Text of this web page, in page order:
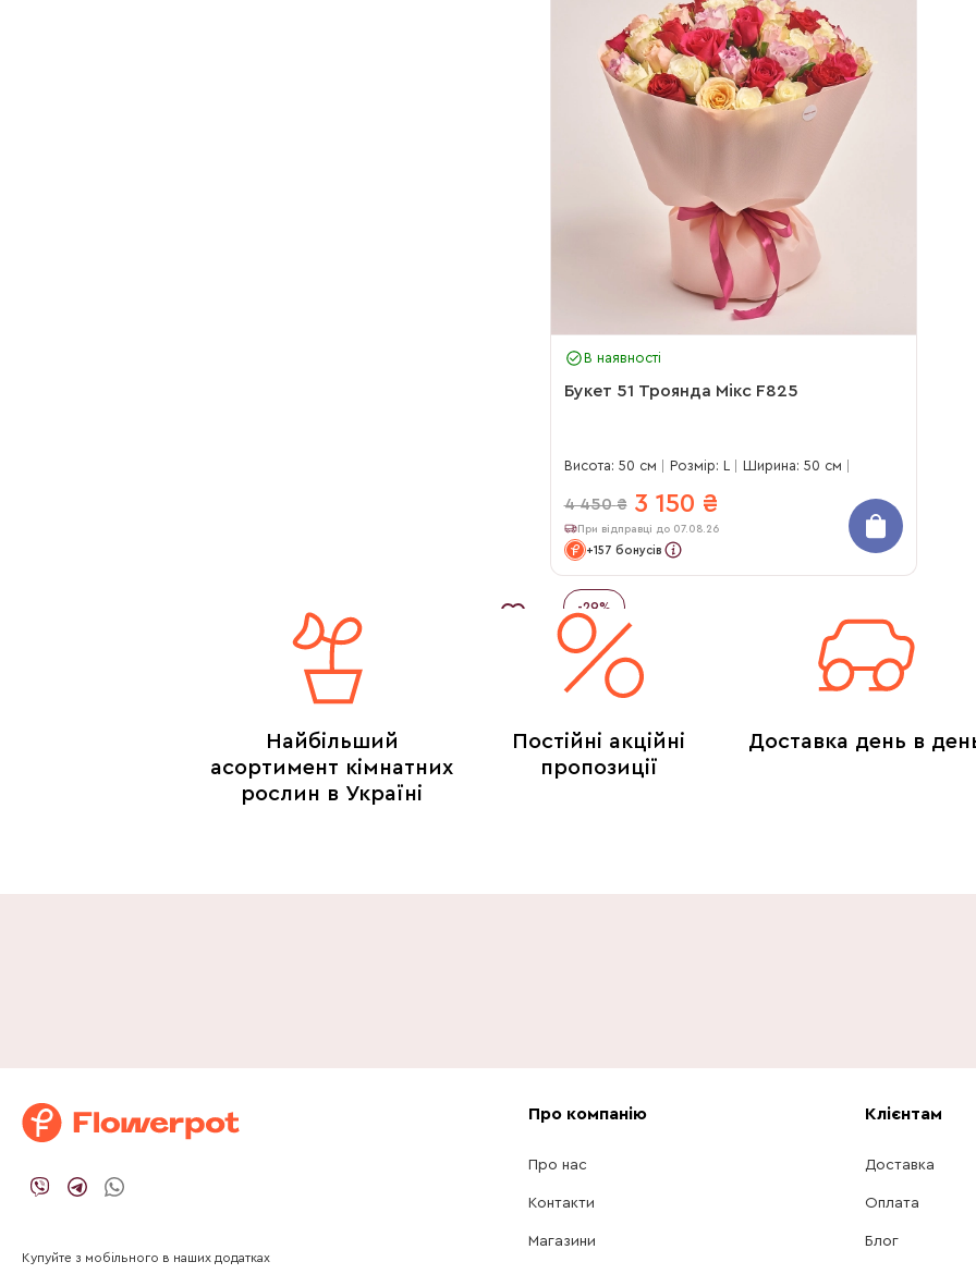
В наявності
Букет 51 Троянда Мікс F825
Висота: 50 см Розмір: L Ширина: 50 см
4 450 ₴ 3 150 ₴
При відправці до 07.08.26
+157 бонусів
-29%
Найбільший
асортимент кімнатних
рослин в Україні
Постійні акційні
пропозиції
Доставка день в
Купуйте з мобільного в наших додатках
Про компанію
Про нас
Контакти
Магазини
Клієнтам
Доставка
Оплата
Блог